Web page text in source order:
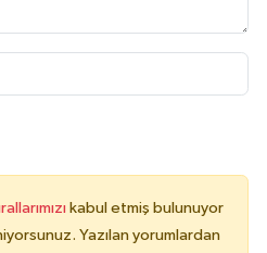
kabul etmiş bulunuyor
Yazılan yorumlardan